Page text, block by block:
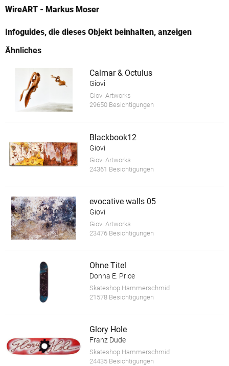
WireART - Markus Moser
Infoguides, die dieses Objekt beinhalten, anzeigen
Ähnliches
Calmar & Octulus
Giovi
Giovi Artworks
29650 Besichtigungen
Blackbook12
Giovi
Giovi Artworks
24361 Besichtigungen
evocative walls 05
Giovi
Giovi Artworks
23476 Besichtigungen
Ohne Titel
Donna E. Price
Skateshop Hammerschmid
21578 Besichtigungen
Glory Hole
Franz Dude
Skateshop Hammerschmid
24435 Besichtigungen